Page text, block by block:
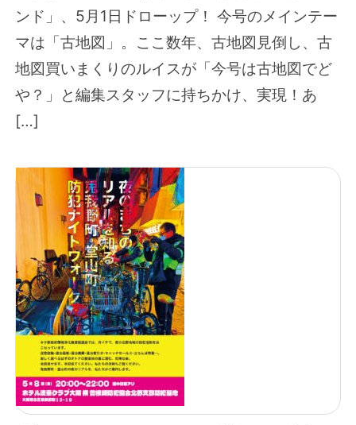
ンド」、5月1日ドローップ！ 今号のメインテー
マは「古地図」。ここ数年、古地図見倒し、古
地図買いまくりのルイスが「今号は古地図でど
や？」と編集スタッフに持ちかけ、実現！あ
[…]